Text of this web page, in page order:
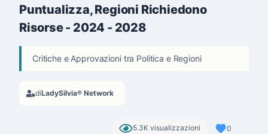
Puntualizza, Regioni Richiedono
Risorse - 2024 - 2028
Critiche e Approvazioni tra Politica e Regioni
diLadySilvia® Network
5.3K visualizzazioni 0